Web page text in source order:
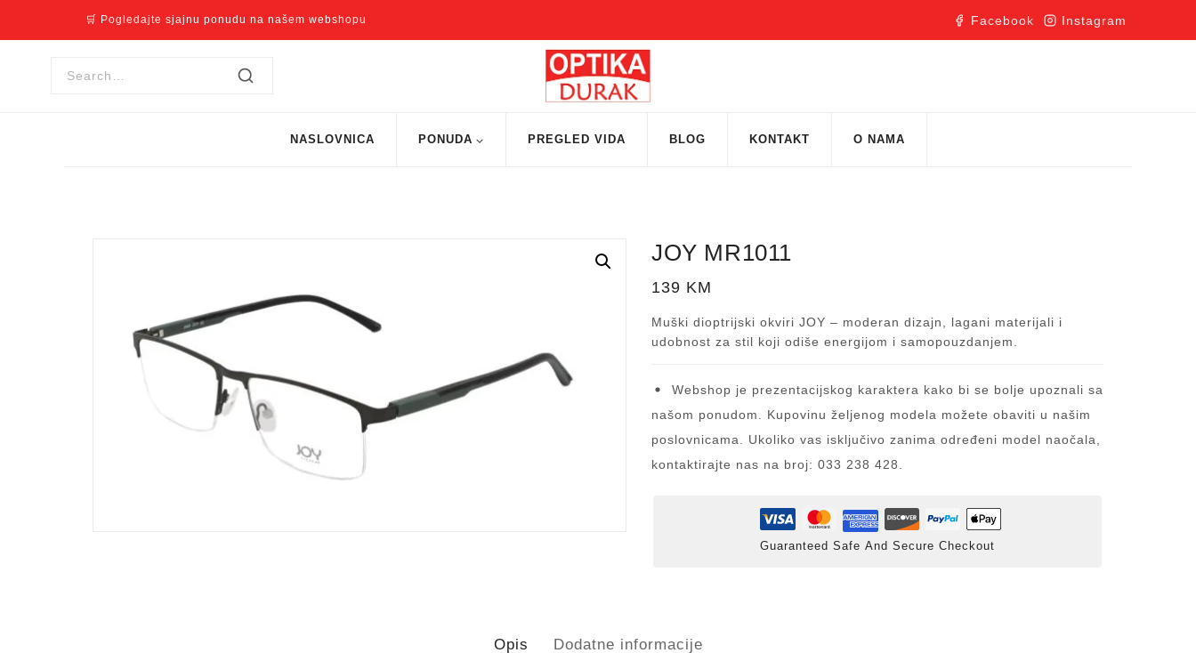
🛒 Pogledajte sjajnu ponudu na našem webshopu Facebook Instagram
NASLOVNICA PONUDA PREGLED VIDA BLOG KONTAKT O NAMA
JOY MR1011
139 KM
Muški dioptrijski okviri JOY – moderan dizajn, lagani materijali i
udobnost za stil koji odiše energijom i samopouzdanjem.
Webshop je prezentacijskog karaktera kako bi se bolje upoznali sa
našom ponudom. Kupovinu željenog modela možete obaviti u našim
poslovnicama. Ukoliko vas isključivo zanima određeni model naočala,
kontaktirajte nas na broj: 033 238 428.
Guaranteed Safe And Secure Checkout
Opis Dodatne informacije